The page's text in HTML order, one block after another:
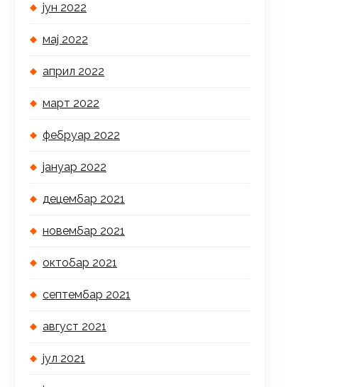
јун 2022
мај 2022
април 2022
март 2022
фебруар 2022
јануар 2022
децембар 2021
новембар 2021
октобар 2021
септембар 2021
август 2021
јул 2021